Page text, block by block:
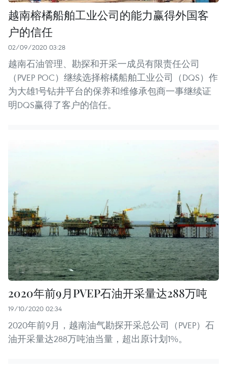
越南榕橘船舶工业公司的能力赢得外国客
户的信任
02/09/2020 03:28
越南石油管理、勘探和开采一成员有限责任公司
（PVEP POC）继续选择榕橘船舶工业公司（DQS）作
为大雄1号钻井平台的保养和维修承包商一事继续证
明DQS赢得了客户的信任。
2020年前9月PVEP石油开采量达288万吨
19/10/2020 02:34
2020年前9月，越南油气勘探开采总公司（PVEP）石
油开采量达288万吨油当量，超出原计划1%。